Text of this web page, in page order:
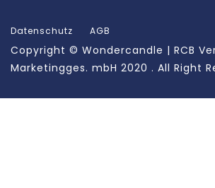
Datenschutz AGB
Copyright © Wondercandle | RCB
Marketingges. mbH 2020 . All Right